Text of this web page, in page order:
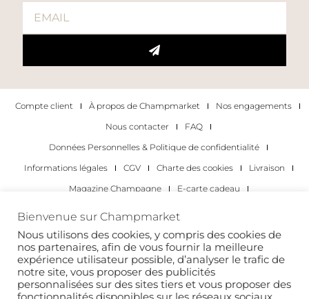
Compte client À propos de Champmarket
Nos engagements
Nous contacter
FAQ
Données Personnelles & Politique de confidentialité
Informations légales
CGV Charte des cookies
Livraison
Magazine Champagne
E-carte cadeau
Les occasions pour déguster du champagne
Pour les particuliers
Pour les entreprises
Copyright 2022 © tous droits réservés. Champmarket.
Bienvenue sur Champmarket
Nous utilisons des cookies, y compris des cookies de
nos partenaires, afin de vous fournir la meilleure
expérience utilisateur possible, d’analyser le trafic de
notre site, vous proposer des publicités
personnalisées sur des sites tiers et vous proposer des